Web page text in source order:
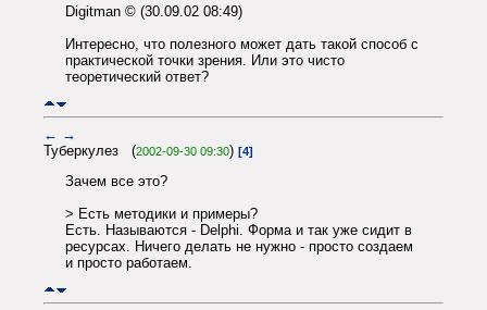
Digitman © (30.09.02 08:49)
Интересно, что полезного может дать такой способ с
практической точки зрения. Или это чисто
теоретический ответ?
← →
Туберкулез (2002-09-30 09:30) [4]
Зачем все это?
> Есть методики и примеры?
Есть. Называются - Delphi. Форма и так уже сидит в
ресурсах. Ничего делать не нужно - просто создаем
и просто работаем.